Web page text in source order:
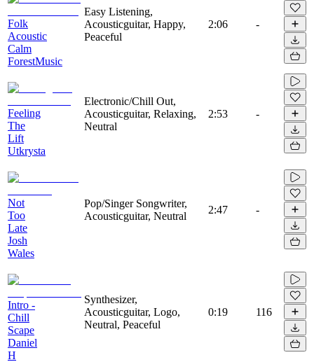
Folk
Acoustic
Calm
ForestMusic
Easy Listening,
Acousticguitar, Happy,
Peaceful
2:06 -
Feeling
The
Lift
Utkrysta
Electronic/Chill Out,
Acousticguitar, Relaxing,
Neutral
2:53 -
Not
Too
Late
Josh
Wales
Pop/Singer Songwriter,
Acousticguitar, Neutral
2:47 -
Intro -
Chill
Scape
Daniel
H
Synthesizer,
Acousticguitar, Logo,
Neutral, Peaceful
0:19 116